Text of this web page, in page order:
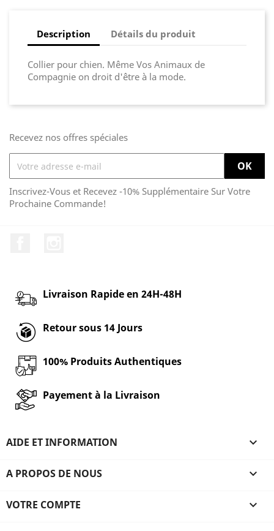
Description Détails du produit
Collier pour chien. Même Vos Animaux de
Compagnie on droit d'être à la mode.
Recevez nos offres spéciales
Inscrivez-Vous et Recevez -10% Supplémentaire Sur Votre
Prochaine Commande!
Livraison Rapide en 24H-48H
Retour sous 14 Jours
100% Produits Authentiques
Payement à la Livraison
AIDE ET INFORMATION 
A PROPOS DE NOUS 
VOTRE COMPTE 